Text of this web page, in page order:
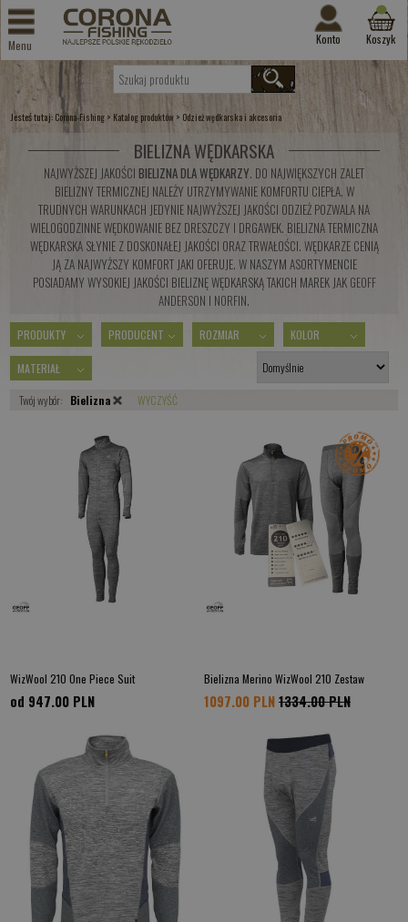
Menu Konto Koszyk
Jesteś tutaj: Corona-Fishing > Katalog produktów > Odzież wędkarska i akcesoria
BIELIZNA WĘDKARSKA
NAJWYŻSZEJ JAKOŚCI BIELIZNA DLA WĘDKARZY. DO NAJWIĘKSZYCH ZALET
BIELIZNY TERMICZNEJ NALEŻY UTRZYMYWANIE KOMFORTU CIEPŁA. W
TRUDNYCH WARUNKACH JEDYNIE NAJWYŻSZEJ JAKOŚCI ODZIEŻ POZWALA NA
WIELOGODZINNE WĘDKOWANIE BEZ DRESZCZY I DRGAWEK. BIELIZNA TERMICZNA
WĘDKARSKA SŁYNIE Z DOSKONAŁEJ JAKOŚCI ORAZ TRWAŁOŚCI. WĘDKARZE CENIĄ
JĄ ZA NAJWYŻSZY KOMFORT JAKI OFERUJE. W NASZYM ASORTYMENCIE
POSIADAMY WYSOKIEJ JAKOŚCI BIELIZNĘ WĘDKARSKĄ TAKICH MAREK JAK GEOFF
ANDERSON I NORFIN.
PRODUKTY PRODUCENT ROZMIAR KOLOR
MATERIAŁ
Twój wybór: Bielizna WYCZYŚĆ
WizWool 210 One Piece Suit
od 947.00 PLN
Bielizna Merino WizWool 210 Zestaw
1097.00 PLN1334.00 PLN